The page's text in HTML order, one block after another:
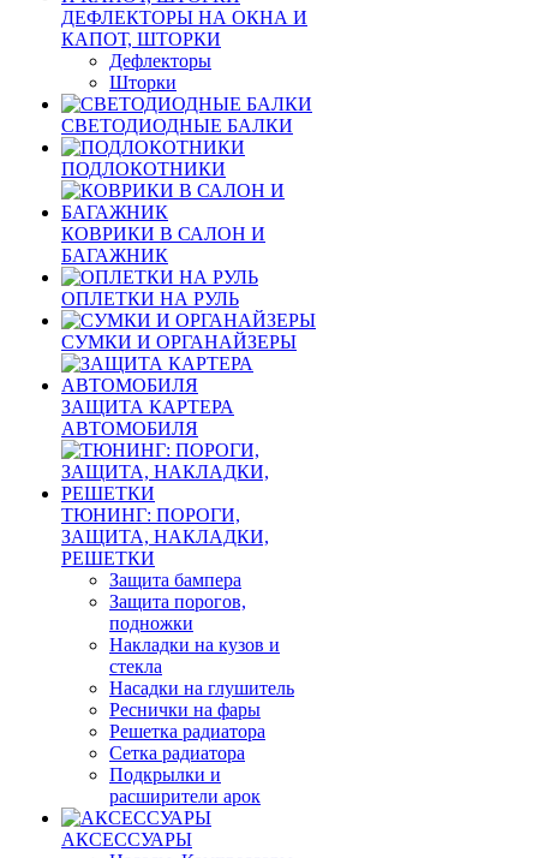
ДЕФЛЕКТОРЫ НА ОКНА И
КАПОТ, ШТОРКИ
Дефлекторы
Шторки
СВЕТОДИОДНЫЕ БАЛКИ
ПОДЛОКОТНИКИ
КОВРИКИ В САЛОН И
БАГАЖНИК
ОПЛЕТКИ НА РУЛЬ
СУМКИ И ОРГАНАЙЗЕРЫ
ЗАЩИТА КАРТЕРА
АВТОМОБИЛЯ
ТЮНИНГ: ПОРОГИ,
ЗАЩИТА, НАКЛАДКИ,
РЕШЕТКИ
Защита бампера
Защита порогов,
подножки
Накладки на кузов и
стекла
Насадки на глушитель
Реснички на фары
Решетка радиатора
Сетка радиатора
Подкрылки и
расширители арок
АКСЕССУАРЫ